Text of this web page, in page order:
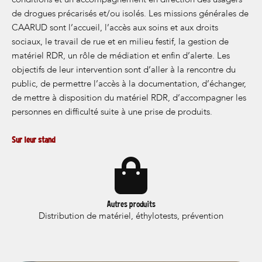
de drogues précarisés et/ou isolés. Les missions générales de
CAARUD sont l’accueil, l’accès aux soins et aux droits
sociaux, le travail de rue et en milieu festif, la gestion de
matériel RDR, un rôle de médiation et enfin d’alerte. Les
objectifs de leur intervention sont d’aller à la rencontre du
public, de permettre l’accès à la documentation, d’échanger,
de mettre à disposition du matériel RDR, d’accompagner les
personnes en difficulté suite à une prise de produits.
Sur leur stand
Autres produits
Distribution de matériel, éthylotests, prévention